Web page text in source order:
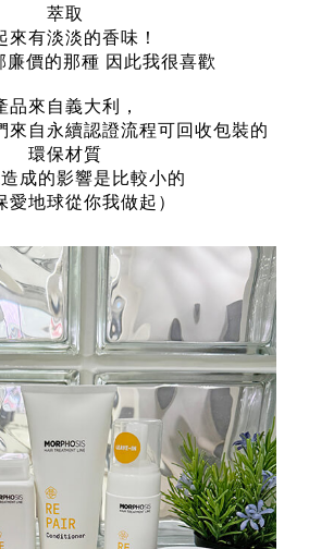
萃取
來有淡淡的香味！
廉價的那種 因此我很喜歡
品來自義大利，
來自永續認證流程可回收包裝的
環保材質
成的影響是比較小的
愛地球從你我做起）